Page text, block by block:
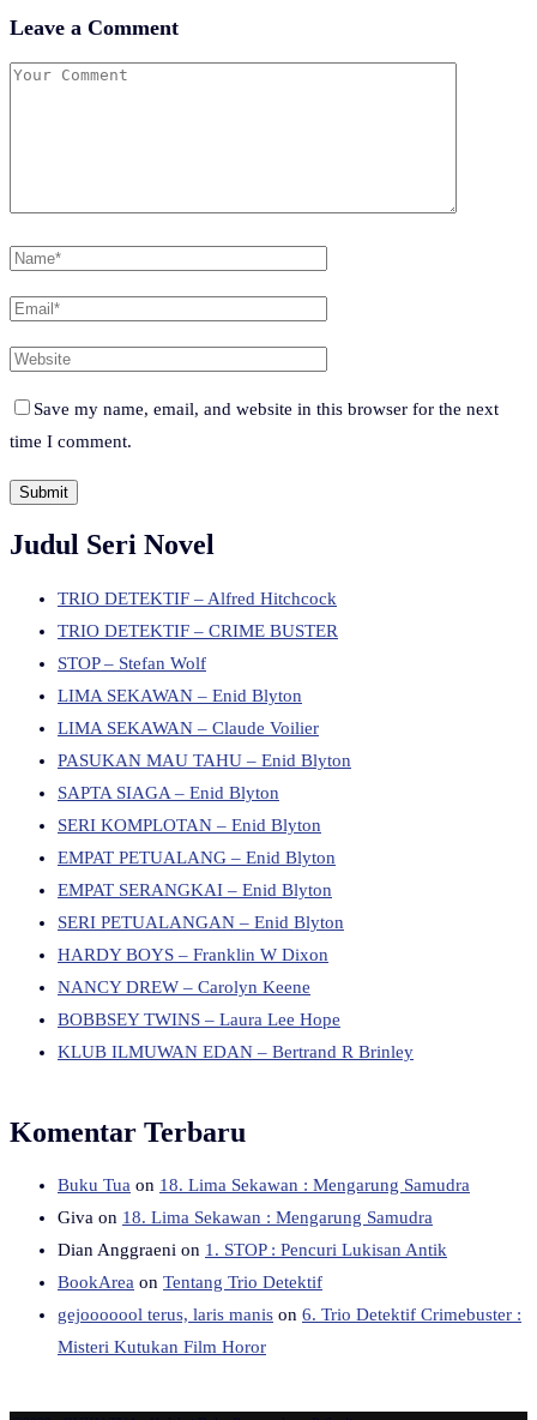
Leave a Comment
Save my name, email, and website in this browser for the next
time I comment.
Judul Seri Novel
TRIO DETEKTIF – Alfred Hitchcock
TRIO DETEKTIF – CRIME BUSTER
STOP – Stefan Wolf
LIMA SEKAWAN – Enid Blyton
LIMA SEKAWAN – Claude Voilier
PASUKAN MAU TAHU – Enid Blyton
SAPTA SIAGA – Enid Blyton
SERI KOMPLOTAN – Enid Blyton
EMPAT PETUALANG – Enid Blyton
EMPAT SERANGKAI – Enid Blyton
SERI PETUALANGAN – Enid Blyton
HARDY BOYS – Franklin W Dixon
NANCY DREW – Carolyn Keene
BOBBSEY TWINS – Laura Lee Hope
KLUB ILMUWAN EDAN – Bertrand R Brinley
Komentar Terbaru
Buku Tua on 18. Lima Sekawan : Mengarung Samudra
Giva on 18. Lima Sekawan : Mengarung Samudra
Dian Anggraeni on 1. STOP : Pencuri Lukisan Antik
BookArea on Tentang Trio Detektif
gejooooool terus, laris manis on 6. Trio Detektif Crimebuster :
Misteri Kutukan Film Horor